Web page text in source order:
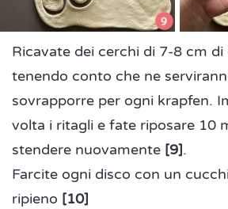
Ricavate dei cerchi di 7-8 cm
tenendo conto che ne
sovrapporre per ogni krapfen.
volta i ritagli e fate riposare 10
stendere nuovamente [9].
Farcite ogni disco con un
ripieno [10]